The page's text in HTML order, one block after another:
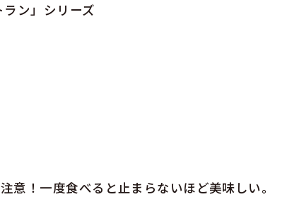
ラン」シリーズ
意！一度食べると止まらないほど美味しい。